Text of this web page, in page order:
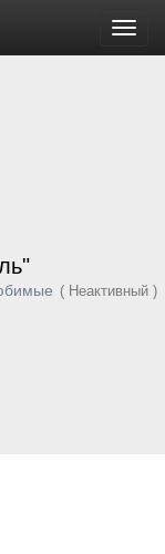
( Неактивный )